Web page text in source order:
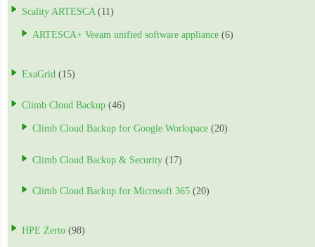
Scality ARTESCA (11)
ARTESCA+ Veeam unified software appliance (6)
ExaGrid (15)
Climb Cloud Backup (46)
Climb Cloud Backup for Google Workspace (20)
Climb Cloud Backup & Security (17)
Climb Cloud Backup for Microsoft 365 (20)
HPE Zerto (98)